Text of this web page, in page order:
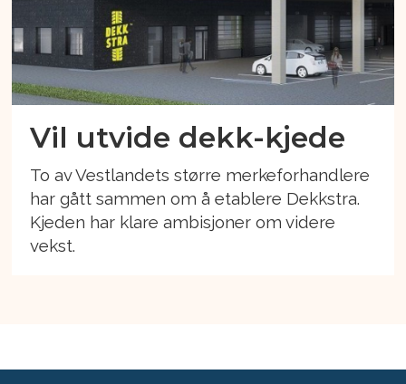
Vil utvide dekk-kjede
To av Vestlandets større merkeforhandlere
har gått sammen om å etablere Dekkstra.
Kjeden har klare ambisjoner om videre
vekst.